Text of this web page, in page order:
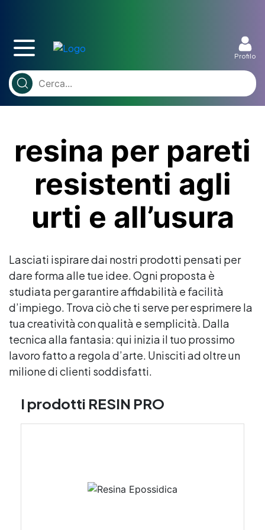
Profilo
resina per pareti
resistenti agli
urti e all’usura
Lasciati ispirare dai nostri prodotti pensati per
dare forma alle tue idee. Ogni proposta è
studiata per garantire affidabilità e facilità
d’impiego. Trova ciò che ti serve per esprimere la
tua creatività con qualità e semplicità. Dalla
tecnica alla fantasia: qui inizia il tuo prossimo
lavoro fatto a regola d’arte. Unisciti ad oltre un
milione di clienti soddisfatti.
I prodotti RESIN PRO